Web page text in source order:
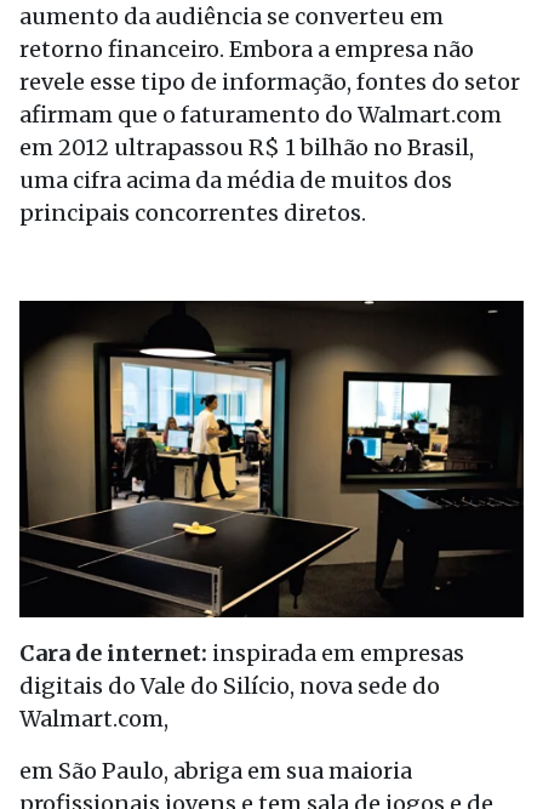
aumento da audiência se converteu em
retorno financeiro. Embora a empresa não
revele esse tipo de informação, fontes do setor
afirmam que o faturamento do Walmart.com
em 2012 ultrapassou R$ 1 bilhão no Brasil,
uma cifra acima da média de muitos dos
principais concorrentes diretos.
Cara de internet: inspirada em empresas
digitais do Vale do Silício, nova sede do
Walmart.com,
em São Paulo, abriga em sua maioria